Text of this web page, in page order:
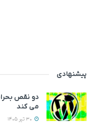
پیشنهادی
دو نقص
می‌ کند